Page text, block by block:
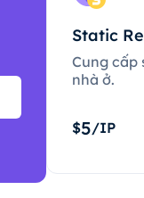
Static
Cung cấp
nhà ở.
$5/IP